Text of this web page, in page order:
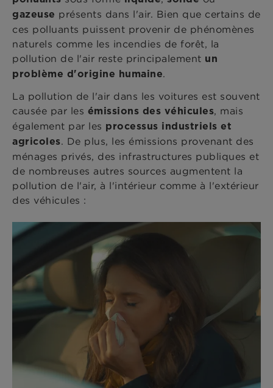
gazeuse présents dans l'air. Bien que certains de
ces polluants puissent provenir de phénomènes
naturels comme les incendies de forêt, la
pollution de l'air reste principalement un
problème d'origine humaine.
La pollution de l'air dans les voitures est souvent
causée par les émissions des véhicules, mais
également par les processus industriels et
agricoles. De plus, les émissions provenant des
ménages privés, des infrastructures publiques et
de nombreuses autres sources augmentent la
pollution de l'air, à l'intérieur comme à l'extérieur
des véhicules :